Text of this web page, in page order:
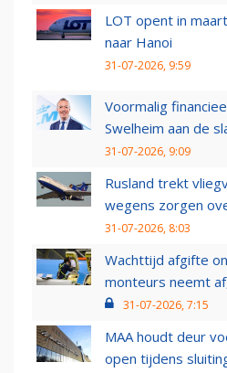
LOT opent in
naar Hanoi
31-07-2026, 9:59
Voormalig
Swelheim aan de
31-07-2026, 9:09
Rusland trekt
wegens zorgen
31-07-2026, 8:03
Wachttijd afgifte
monteurs neemt
31-07-2026, 7:15
MAA houdt deur
open tijdens